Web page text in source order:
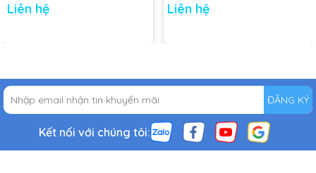
Liên hệ Liên hệ
ĐĂNG KÝ
Kết nối với chúng tôi: